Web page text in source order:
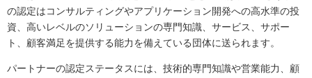
の認定はコンサルティングやアプリケーション開発への高水準の投
資、高いレベルのソリューションの専門知識、サービス、サポー
ト、顧客満足を提供する能力を備えている団体に送られます。
パートナーの認定ステータスには、技術的専門知識や営業能力、顧